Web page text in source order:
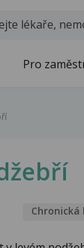
Pro
Chronická